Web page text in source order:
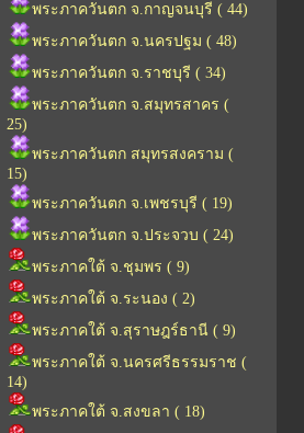
พระภาควันตก จ.กาญจนบุรี ( 44)
พระภาควันตก จ.นครปฐม ( 48)
พระภาควันตก จ.ราชบุรี ( 34)
พระภาควันตก จ.สมุทรสาคร (
25)
พระภาควันตก สมุทรสงคราม (
15)
พระภาควันตก จ.เพชรบุรี ( 19)
พระภาควันตก จ.ประจวบ ( 24)
พระภาคใต้ จ.ชุมพร ( 9)
พระภาคใต้ จ.ระนอง ( 2)
พระภาคใต้ จ.สุราษฎร์ธานี ( 9)
พระภาคใต้ จ.นครศรีธรรมราช (
14)
พระภาคใต้ จ.สงขลา ( 18)